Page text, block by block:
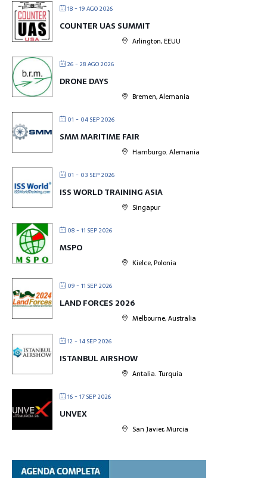
18 - 19 AGO 2026
COUNTER UAS SUMMIT
Arlington, EEUU
26 - 28 AGO 2026
DRONE DAYS
Bremen, Alemania
01 - 04 SEP 2026
SMM MARITIME FAIR
Hamburgo. Alemania
01 - 03 SEP 2026
ISS WORLD TRAINING ASIA
Singapur
08 - 11 SEP 2026
MSPO
Kielce, Polonia
09 - 11 SEP 2026
LAND FORCES 2026
Melbourne, Australia
12 - 14 SEP 2026
ISTANBUL AIRSHOW
Antalia. Turquía
16 - 17 SEP 2026
UNVEX
San Javier, Murcia